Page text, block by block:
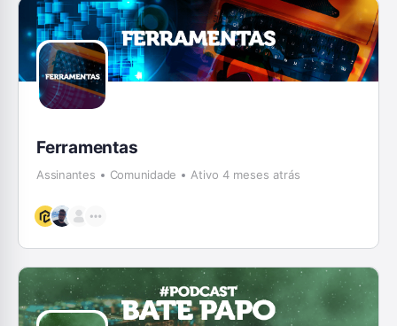
Ferramentas
Assinantes Comunidade Ativo 4 meses atrás